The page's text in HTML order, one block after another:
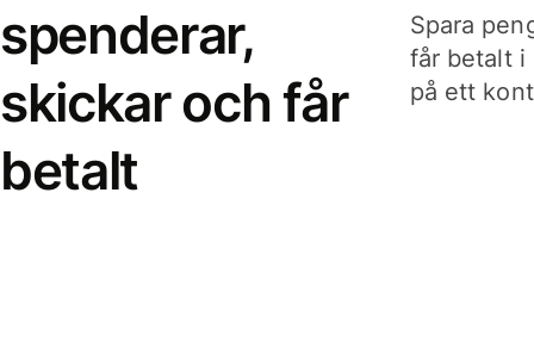
spenderar,
skickar och får
betalt
Spara
får betalt i
på ett